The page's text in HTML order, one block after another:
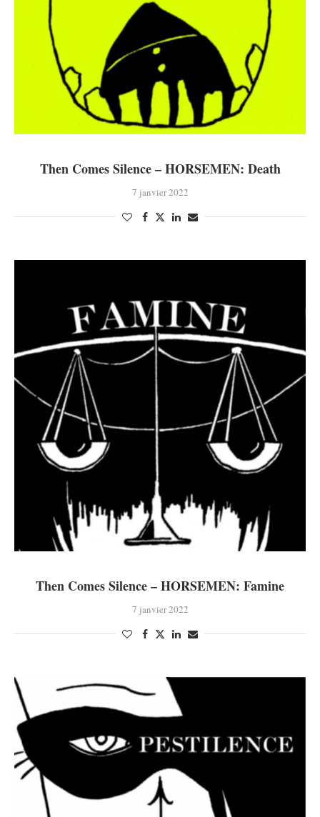
Then Comes Silence – HORSEMEN: Death
7 janvier 2022
Then Comes Silence – HORSEMEN: Famine
7 janvier 2022